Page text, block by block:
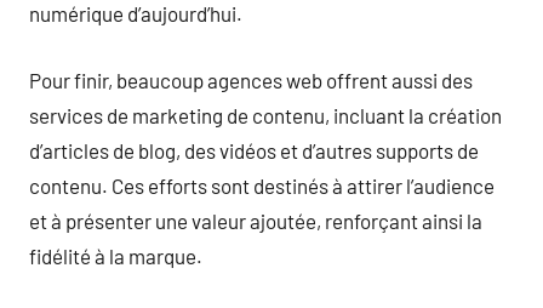
numérique d’aujourd’hui.
Pour finir, beaucoup agences web offrent aussi des
services de marketing de contenu, incluant la création
d’articles de blog, des vidéos et d’autres supports de
contenu. Ces efforts sont destinés à attirer l’audience
et à présenter une valeur ajoutée, renforçant ainsi la
fidélité à la marque.